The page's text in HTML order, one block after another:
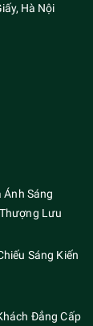
Hà Nội
Ánh Sáng
Lưu
Sáng Kiến
Đẳng Cấp